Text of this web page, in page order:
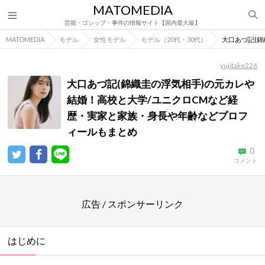
MATOMEDIA
芸能・ゴシップ・事件の情報サイト【国内最大級】
MATOMEDIA モデル 女性モデル モデル（20代・30代） 大口あづ記(
yujitake226
大口あづ記(錦織圭の浮気相手)の元カレや
結婚！高校と大学/ユニクロCMなど経
歴・実家と家族・身長や年齢などプロフ
ィールもまとめ
0
コメント
広告 / スポンサーリンク
はじめに